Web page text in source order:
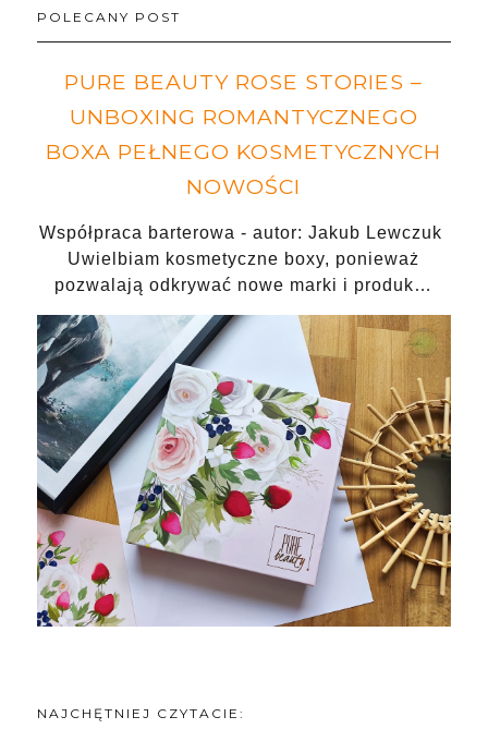
POLECANY POST
PURE BEAUTY ROSE STORIES –
UNBOXING ROMANTYCZNEGO
BOXA PEŁNEGO KOSMETYCZNYCH
NOWOŚCI
Współpraca barterowa - autor: Jakub Lewczuk
Uwielbiam kosmetyczne boxy, ponieważ
pozwalają odkrywać nowe marki i produk…
NAJCHĘTNIEJ CZYTACIE: